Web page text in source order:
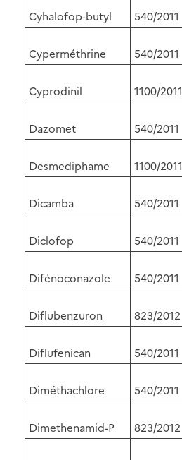
Cyhalofop-butyl 540/2011
Cyperméthrine 540/2011
Cyprodinil 1100/2011
Dazomet 540/2011
Desmediphame 1100/2011
Dicamba 540/2011
Diclofop 540/2011
Difénoconazole 540/2011
Diflubenzuron 823/2012
Diflufenican 540/2011
Diméthachlore 540/2011
Dimethenamid-P 823/2012